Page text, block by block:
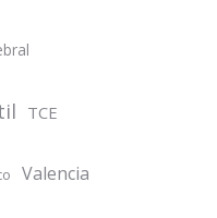
TCE
Valencia